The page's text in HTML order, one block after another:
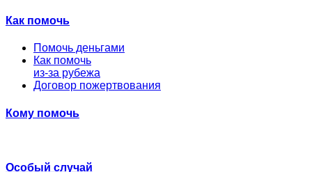
Как помочь
Помочь деньгами
Как помочь
из-за рубежа
Договор пожертвования
Кому помочь
Особый случай